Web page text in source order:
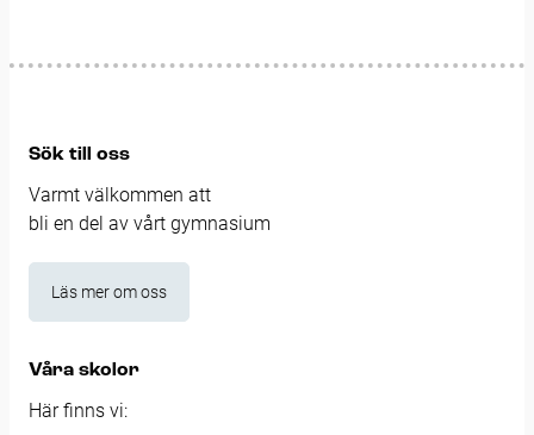
Sök till oss
Varmt välkommen att
bli en del av vårt gymnasium
Läs mer om oss
Våra skolor
Här finns vi: